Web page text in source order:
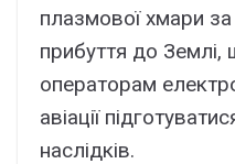
плазмової хмари
прибуття до
операторам
авіації
наслідків.